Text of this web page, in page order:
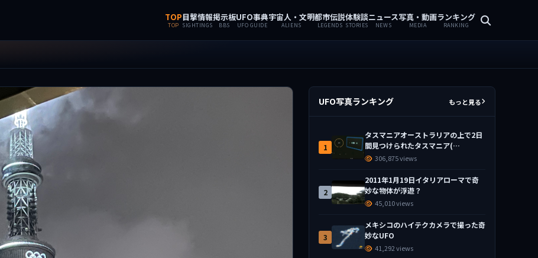
TOP
TOP
目撃情報
SIGHTINGS
掲示板
BBS
UFO事典
UFO GUIDE
宇宙人・文明
ALIENS
都市伝説
LEGENDS
体験談
STORIES
ニュース
NEWS
写真・動画
MEDIA
ランキング
RANKING
UFO写真ランキング もっと見る
1
タスマニアオーストラリアの上で2日
間見つけられたタスマニア(…
306,875 views
2
2011年1月19日イタリアローマで奇
妙な物体が浮遊？
45,010 views
3
メキシコのハイテクカメラで撮った奇
妙なUFO
41,292 views